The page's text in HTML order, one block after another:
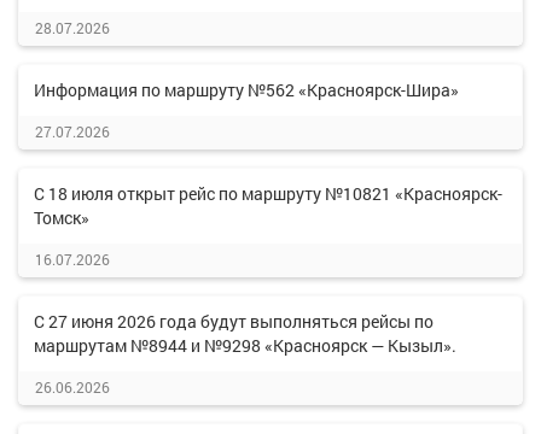
28.07.2026
Информация по маршруту №562 «Красноярск-Шира»
27.07.2026
С 18 июля открыт рейс по маршруту №10821 «Красноярск-
Томск»
16.07.2026
С 27 июня 2026 года будут выполняться рейсы по
маршрутам №8944 и №9298 «Красноярск — Кызыл».
26.06.2026